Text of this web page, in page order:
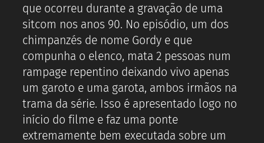
que ocorreu durante a gravação de uma
sitcom nos anos 90. No episódio, um dos
chimpanzés de nome Gordy e que
compunha o elenco, mata 2 pessoas num
rampage repentino deixando vivo apenas
um garoto e uma garota, ambos irmãos na
trama da série. Isso é apresentado logo no
início do filme e faz uma ponte
extremamente bem executada sobre um